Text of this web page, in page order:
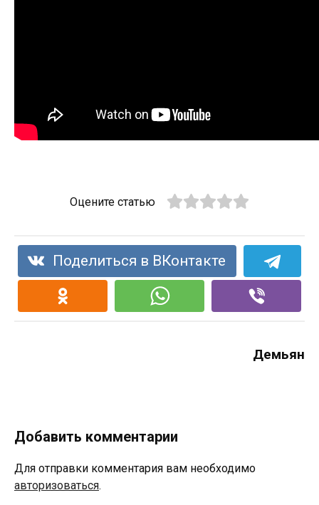
Оцените статью
Поделиться в ВКонтакте
Демьян
Добавить комментарии
Для отправки комментария вам необходимо
авторизоваться.